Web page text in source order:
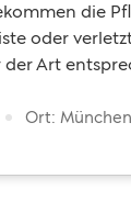
die
oder
der Art
Ort: München